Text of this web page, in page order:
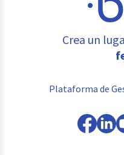
Crea un
Plataforma de